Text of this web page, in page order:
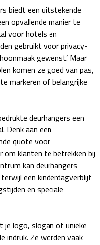
biedt een uitstekende
opvallende manier te
voor hotels en
gebruikt voor privacy-
gewenst’. Maar
komen ze goed van pas,
markeren of belangrijke
deurhangers een
Denk aan een
quote voor
om klanten te betrekken bij
kan deurhangers
een kinderdagverblijf
en speciale
je logo, slogan of unieke
indruk. Ze worden vaak